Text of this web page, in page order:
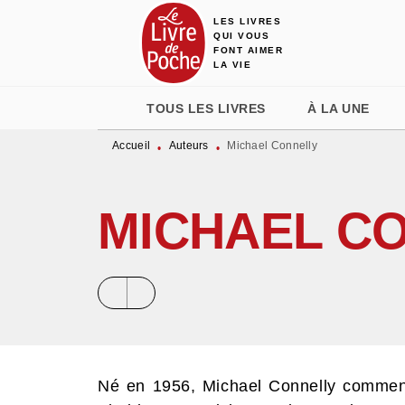
MENU RECHERCHE
LES LIVRES
QUI VOUS
FONT AIMER
LA VIE
TOUS LES LIVRES À LA UNE
Accueil • Auteurs • Michael Connelly
MICHAEL
Né en 1956, Michael Connelly